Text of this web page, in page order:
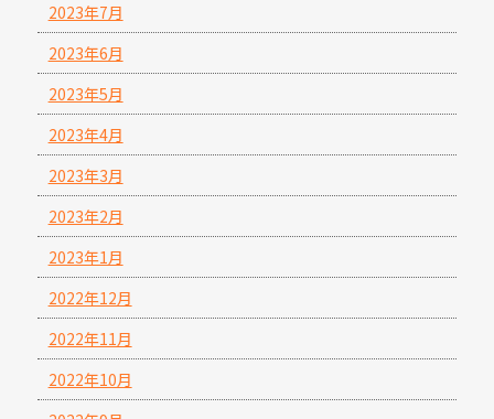
2023年7月
2023年6月
2023年5月
2023年4月
2023年3月
2023年2月
2023年1月
2022年12月
2022年11月
2022年10月